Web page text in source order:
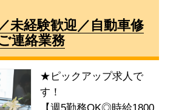
未経験歓迎／自動車修
連絡業務
★ピックアップ求人で
す！